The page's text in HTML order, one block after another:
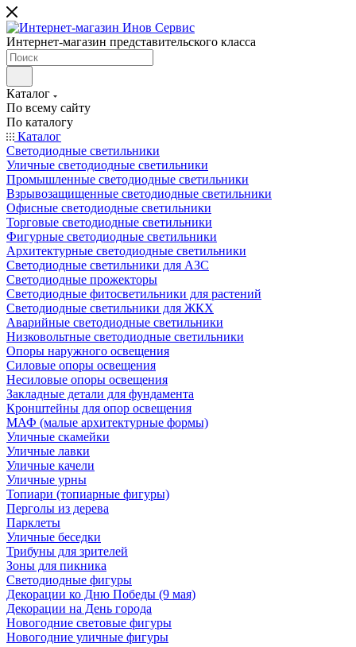
Интернет-магазин представительского класса
Каталог
По всему сайту
По каталогу
Каталог
Светодиодные светильники
Уличные светодиодные светильники
Промышленные светодиодные светильники
Взрывозащищенные светодиодные светильники
Офисные светодиодные светильники
Торговые светодиодные светильники
Фигурные светодиодные светильники
Архитектурные светодиодные светильники
Светодиодные светильники для АЗС
Светодиодные прожекторы
Светодиодные фитосветильники для растений
Светодиодные светильники для ЖКХ
Аварийные светодиодные светильники
Низковольтные светодиодные светильники
Опоры наружного освещения
Силовые опоры освещения
Несиловые опоры освещения
Закладные детали для фундамента
Кронштейны для опор освещения
МАФ (малые архитектурные формы)
Уличные скамейки
Уличные лавки
Уличные качели
Уличные урны
Топиари (топиарные фигуры)
Перголы из дерева
Парклеты
Уличные беседки
Трибуны для зрителей
Зоны для пикника
Светодиодные фигуры
Декорации ко Дню Победы (9 мая)
Декорации на День города
Новогодние световые фигуры
Новогодние уличные фигуры